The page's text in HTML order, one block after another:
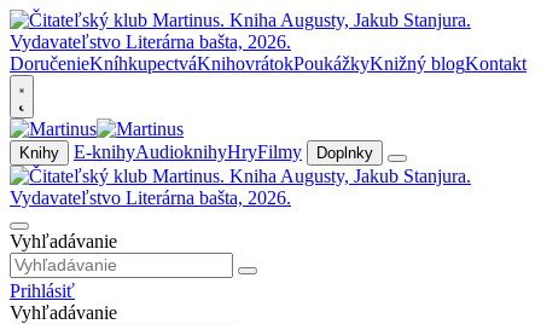
DoručenieKníhkupectváKnihovrátokPoukážkyKnižný blogKontakt
Knihy E-knihyAudioknihyHryFilmy Doplnky
Vyhľadávanie
Prihlásiť
Vyhľadávanie